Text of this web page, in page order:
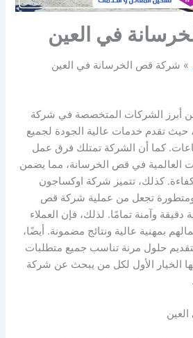
في العين
شركة قص الخرسانة في العين
أبرز الشركات المتخصصة في شركة
تقدم خدمات عالية الجودة لجميع
كما أن الشركة تمتلك فرق عمل
العالمية في قص الخرسانة، مما يضمن
كذلك، تتميز شركة اوكساجون
ومتطورة تجعل من عملية شركة قص
وآمنة تمامًا. لذلك، فإن العملاء
بمهنية عالية ونتائج مضمونة. أيضًا،
حلول مرنة تناسب جميع متطلبات
الخيار الأول لكل من يبحث عن شركة